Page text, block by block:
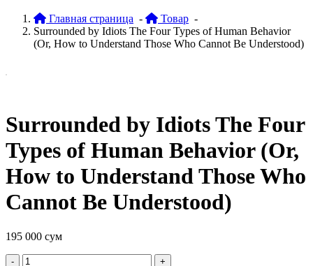
Главная страница - Товар -
Surrounded by Idiots The Four Types of Human Behavior
(Or, How to Understand Those Who Cannot Be Understood)
Surrounded by Idiots The Four
Types of Human Behavior (Or,
How to Understand Those Who
Cannot Be Understood)
195 000 сум
Quantity